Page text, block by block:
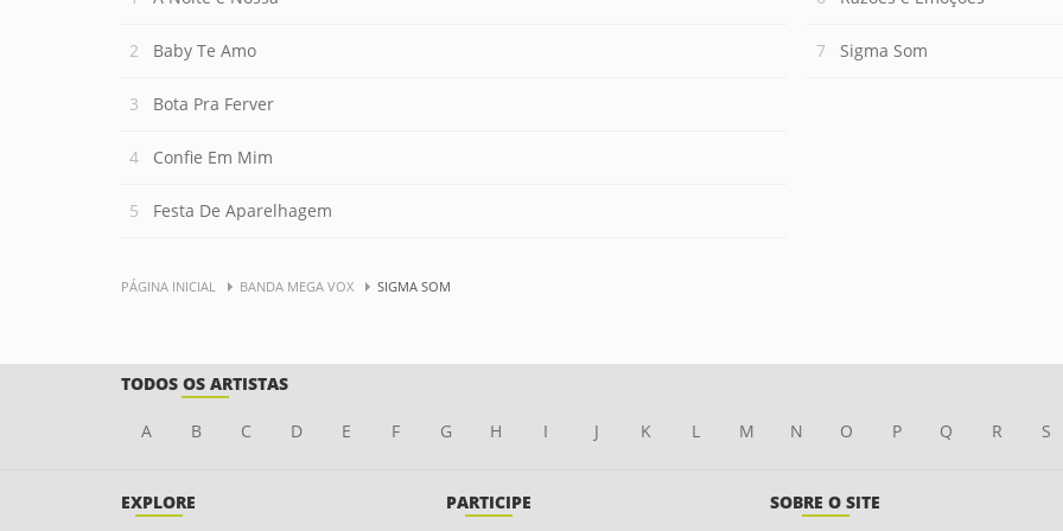
Baby Te Amo
Bota Pra Ferver
Confie Em Mim
Festa De Aparelhagem
Sigma Som
PÁGINA INICIAL BANDA MEGA VOX SIGMA SOM
TODOS OS ARTISTAS
A B C D E F G H I J K L M N O P Q R S
EXPLORE PARTICIPE SOBRE O SITE